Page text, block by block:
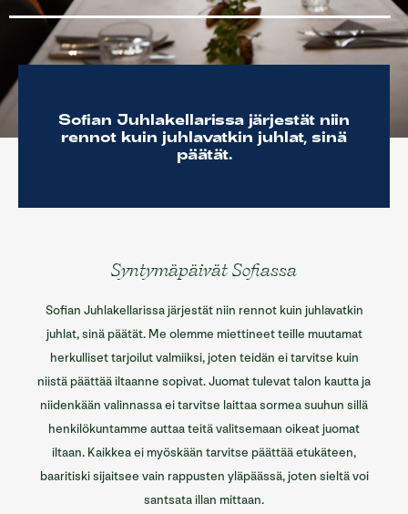
Sofian tilat
Info/Historia
English
Sofian Juhlakellarissa järjestät niin
rennot kuin juhlavatkin juhlat, sinä
päätät.
Syntymäpäivät Sofiassa
Sofian Juhlakellarissa järjestät niin rennot kuin juhlavatkin
juhlat, sinä päätät. Me olemme miettineet teille muutamat
herkulliset tarjoilut valmiiksi, joten teidän ei tarvitse kuin
niistä päättää iltaanne sopivat. Juomat tulevat talon kautta ja
niidenkään valinnassa ei tarvitse laittaa sormea suuhun sillä
henkilökuntamme auttaa teitä valitsemaan oikeat juomat
iltaan. Kaikkea ei myöskään tarvitse päättää etukäteen,
baaritiski sijaitsee vain rappusten yläpäässä, joten sieltä voi
santsata illan mittaan.